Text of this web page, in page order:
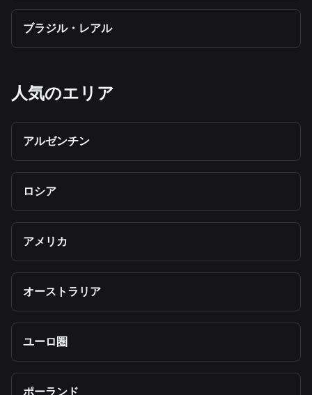
ブラジル・レアル
人気のエリア
アルゼンチン
ロシア
アメリカ
オーストラリア
ユーロ圏
ポーランド